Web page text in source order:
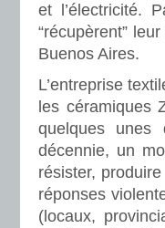
et l’électricité.
“récupèrent”
Buenos Aires.
L’entreprise
les céramiques
quelques unes
décennie, un
résister,
réponses
(locaux,